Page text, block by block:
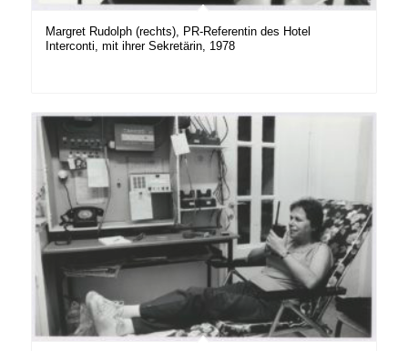
Margret Rudolph (rechts), PR-Referentin des Hotel
Interconti, mit ihrer Sekretärin, 1978